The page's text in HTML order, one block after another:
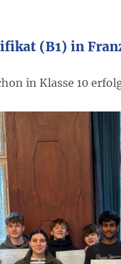
(B1) in
in Klasse 10